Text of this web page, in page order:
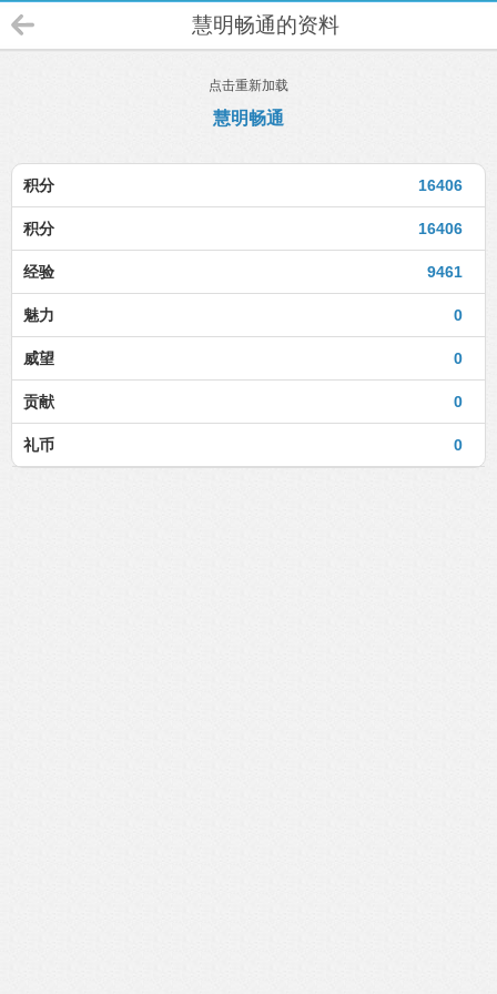
慧明畅通的资料
点击重新加载
慧明畅通
16406
积分
16406
积分
9461
经验
0
魅力
0
威望
0
贡献
0
礼币